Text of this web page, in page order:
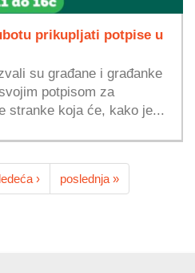
prikupljati potpise u
su građane i građanke
potpisom za
stranke koja će, kako je...
› poslednja »